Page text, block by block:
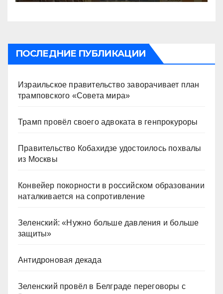
ПОСЛЕДНИЕ ПУБЛИКАЦИИ
Израильское правительство заворачивает план
трамповского «Совета мира»
Трамп провёл своего адвоката в генпрокуроры
Правительство Кобахидзе удостоилось похвалы
из Москвы
Конвейер покорности в российском образовании
наталкивается на сопротивление
Зеленский: «Нужно больше давления и больше
защиты»
Антидроновая декада
Зеленский провёл в Белграде переговоры с